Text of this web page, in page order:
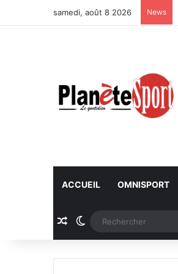
samedi, août 8 2026 News
ACCUEIL OMNISPORT
Article Aléatoire
Switch skin